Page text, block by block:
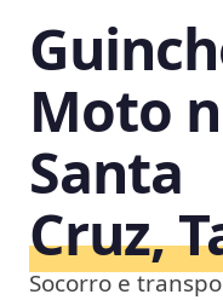
Moto
Santa
Cruz,
Socorro e